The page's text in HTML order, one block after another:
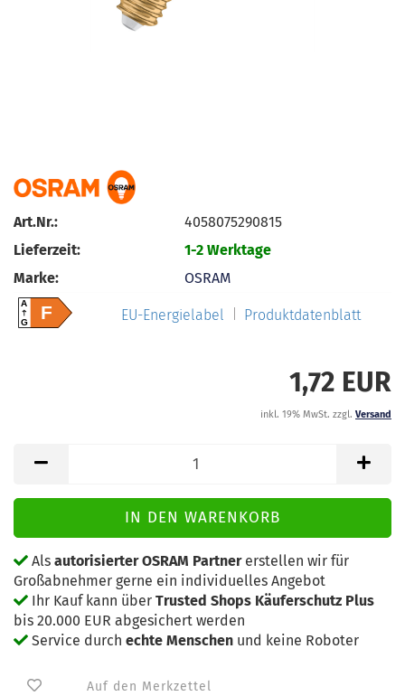
Art.Nr.:
4058075290815
Lieferzeit:
1-2 Werktage
Marke:
OSRAM
A
GF EU-Energielabel Produktdatenblatt
1,72 EUR
inkl. 19% MwSt. zzgl. Versand
Als autorisierter OSRAM Partnererstellen wir für
Großabnehmer gerne ein individuelles Angebot
Ihr Kauf kann über Trusted Shops Käuferschutz Plus
bis 20.000 EUR abgesichert werden
Service durch echte Menschen und keine Roboter
Auf den Merkzettel